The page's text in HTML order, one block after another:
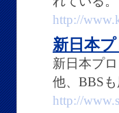
http://
新日本
新日本プ
他、BBSも
http://